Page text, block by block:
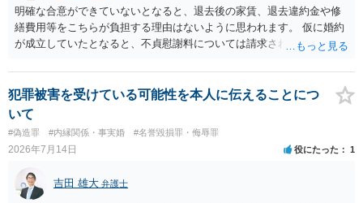
明確な合意ができていないとなると、退去後の家賃、退去違約金や修
繕費用等をこちらが負担する理由はないように思われます。 仮に婚約
が成立していたとなると、不貞慰謝料については請求される可能性が
れば早めに弁護士に相談し、弁護士から回答をさせると良いでしょ
う。
犯罪被害を受けている可能性を本人に伝えることにつ
いて
#偽造罪 #内縁関係・事実婚 #名誉毀損罪・侮辱罪
2026年7月14日 役にたった 1
吉田 雄大 弁護士